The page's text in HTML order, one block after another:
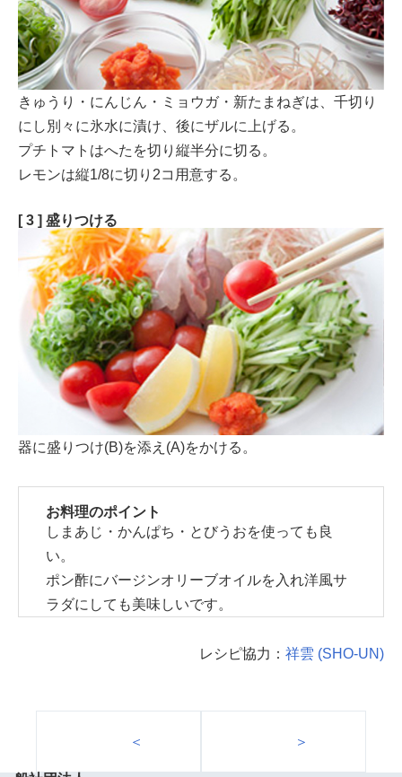
きゅうり・にんじん・ミョウガ・新たまねぎは、千切り
にし別々に氷水に漬け、後にザルに上げる。
プチトマトはへたを切り縦半分に切る。
レモンは縦1/8に切り2コ用意する。
[ 3 ] 盛りつける
器に盛りつけ(B)を添え(A)をかける。
お料理のポイント
しまあじ・かんぱち・とびうおを使っても良
い。
ポン酢にバージンオリーブオイルを入れ洋風サ
ラダにしても美味しいです。
レシピ協力： 祥雲 (SHO-UN)
＜ ＞